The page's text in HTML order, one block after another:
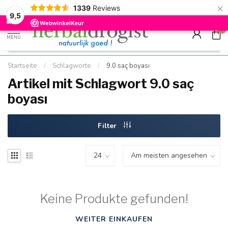
9,5
1339 Reviews ×
Kostenloser DE-Versand ab Mindestbestellwert |
Schnell geliefert
Minimum
Hızlı
MENU
0
Startseite / Schlagworte / 9.0 saç boyası
Artikel mit Schlagwort 9.0 saç
boyası
Filter
Keine Produkte gefunden!
WEITER EINKAUFEN